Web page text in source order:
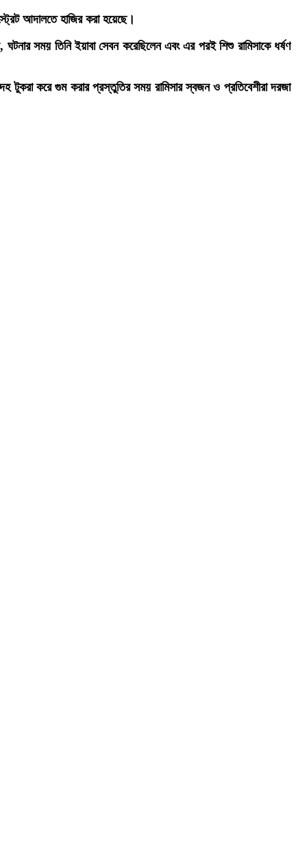
আদালতে হাজির করা হয়েছে।
সময় তিনি ইয়াবা সেবন করেছিলেন এবং এর পরই শিশু রামিসাকে ধর্ষণ
টুকরা করে গুম করার প্রস্তুতির সময় রামিসার স্বজন ও প্রতিবেশীরা দরজা